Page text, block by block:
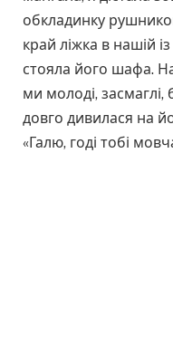
обкладинку
край ліжка в нашій
стояла його шафа. На
ми молоді, засмаглі,
довго дивилася на
«Галю, годі тобі